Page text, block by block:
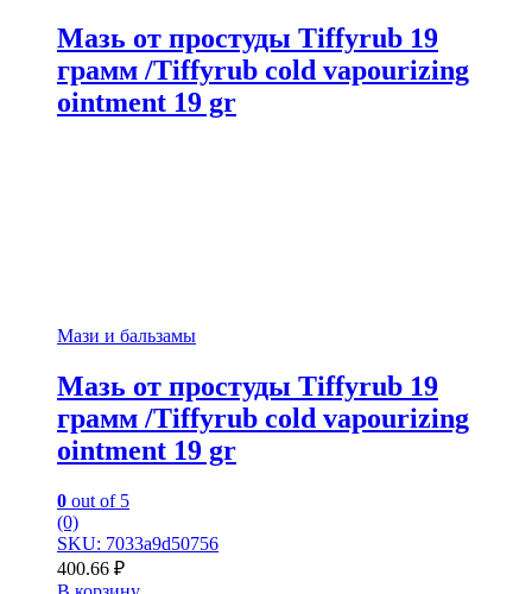
Мазь от простуды Tiffyrub 19
грамм /Tiffyrub cold vapourizing
ointment 19 gr
Мази и бальзамы
Мазь от простуды Tiffyrub 19
грамм /Tiffyrub cold vapourizing
ointment 19 gr
0 out of 5
(0)
SKU: 7033a9d50756
400.66 ₽